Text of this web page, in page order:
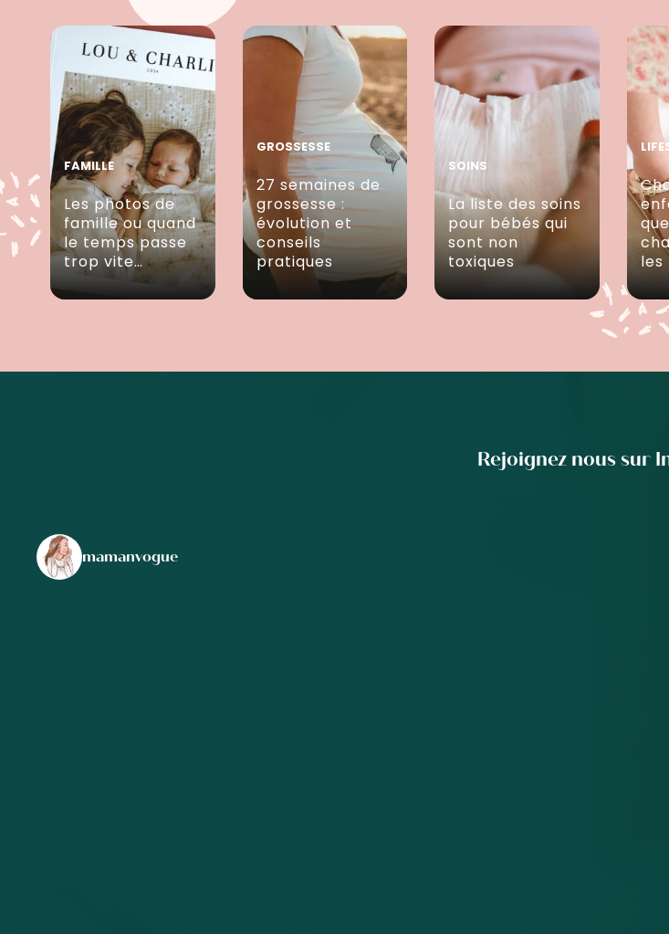
FAMILLE
Les photos de
famille ou quand
le temps passe
trop vite…
GROSSESSE
27 semaines de
grossesse :
évolution et
conseils
pratiques
SOINS
La liste des soins
pour bébés qui
sont non
toxiques
les
Rejoignez nous sur
mamanvogue